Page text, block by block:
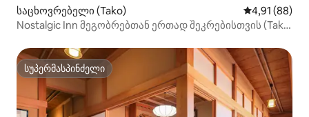
საცხოვრებელი (Tako) საშუალო
4,91 (88)
Nostalgic Inn მეგობრებთან ერთად შეკრებისთვის (Tako
ბარბექიუ, უფასო პარკირების ადგილი ტერიტორიაზე]
სუპერმასპინძელი
სუპერმასპინძელი